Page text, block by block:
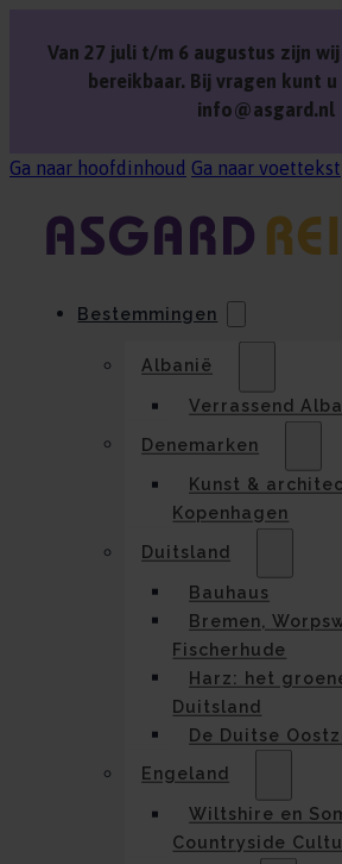
Van 27 juli t/m 6 augustus zijn
bereikbaar. Bij vragen kunt
info@asgard.nl
Ga naar hoofdinhoud Ga naar voettekst
Bestemmingen
Albanië
Verrassend
Denemarken
Kunst &
Kopenhagen
Duitsland
Bauhaus
Bremen,
Fischerhude
Harz: het
Duitsland
De Duitse
Engeland
Wiltshire en
Countryside